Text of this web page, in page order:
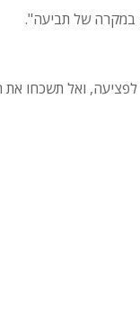
במקרה של תביעה".
ואל תשכחו